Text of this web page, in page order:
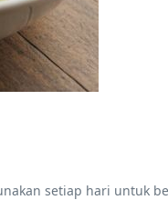
setiap hari untuk